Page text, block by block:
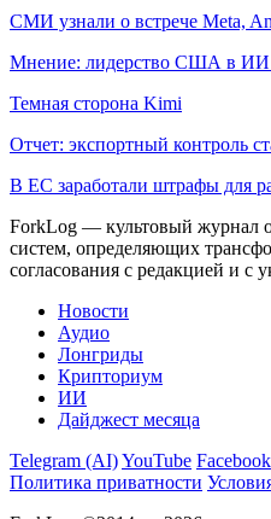
СМИ узнали о встрече Meta,
Мнение: лидерство США в ИИ
Темная сторона Kimi
Отчет: экспортный контроль
В ЕС заработали штрафы для
ForkLog — культовый журнал о
систем, определяющих
согласования с редакцией и с
Новости
Аудио
Лонгриды
Крипториум
ИИ
Дайджест месяца
Telegram (AI)YouTube Facebook
Политика приватности